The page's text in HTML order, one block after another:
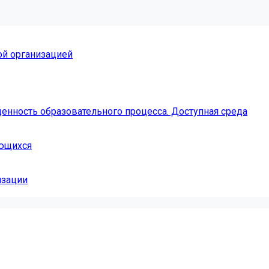
организацией
образовательного процесса. Доступная среда